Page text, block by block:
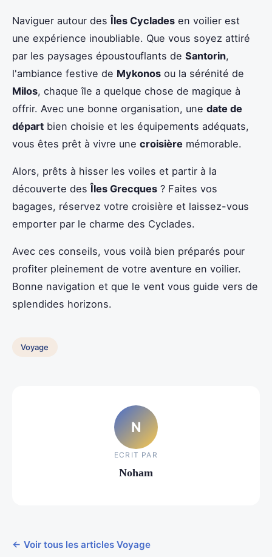
Naviguer autour desÎles Cyclades en voilier est
une expérience inoubliable. Que vous soyez attiré
par les paysages époustouflants de Santorin,
l'ambiance festive de Mykonos ou la sérénité de
Milos, chaque île a quelque chose de magique à
offrir. Avec une bonne organisation, une date de
départ bien choisie et les équipements adéquats,
vous êtes prêt à vivre une croisière mémorable.
Alors, prêts à hisser les voiles et partir à la
découverte desÎles Grecques ? Faites vos
bagages, réservez votre croisière et laissez-vous
emporter par le charme des Cyclades.
Avec ces conseils, vous voilà bien préparés pour
profiter pleinement de votre aventure en voilier.
Bonne navigation et que le vent vous guide vers de
splendides horizons.
Voyage
N
ECRIT PAR
Noham
← Voir tous les articles Voyage